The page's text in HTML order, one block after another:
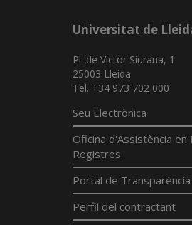
Universitat de
Pl. de Víctor Siurana, 1
25003 Lleida
Tel. +34 973 702 000
Seu Electrònica
Oficina d'Assistència en
Registres
Portal de Transparència
Perfil del contractant